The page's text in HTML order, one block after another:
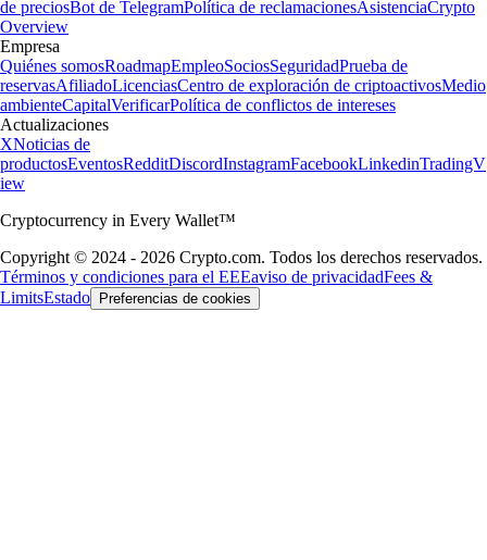
de preciosBot de TelegramPolítica de reclamacionesAsistenciaCrypto
Overview
Empresa
Quiénes somosRoadmapEmpleoSociosSeguridadPrueba de
reservasAfiliadoLicenciasCentro de exploración de criptoactivosMedio
ambienteCapitalVerificarPolítica de conflictos de intereses
Actualizaciones
XNoticias de
productosEventosRedditDiscordInstagramFacebookLinkedinTradingV
iew
Cryptocurrency in Every Wallet™
Copyright © 2024 - 2026 Crypto.com. Todos los derechos reservados.
Términos y condiciones para el EEEaviso de privacidadFees &
LimitsEstado Preferencias de cookies